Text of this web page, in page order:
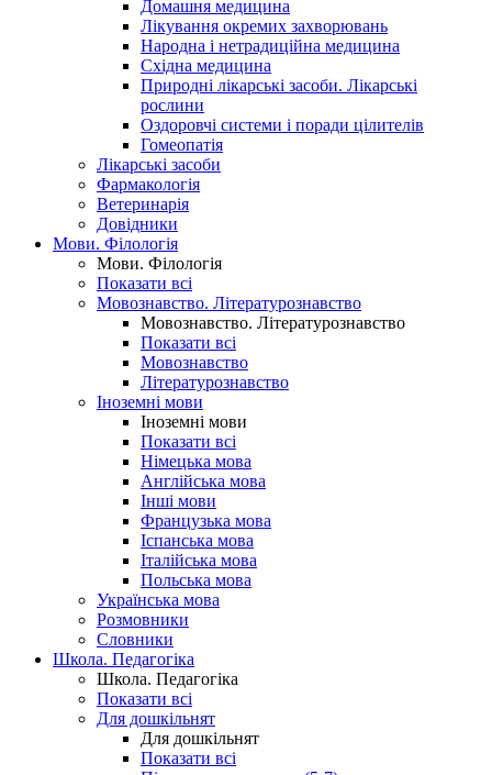
Домашня медицина
Лікування окремих захворювань
Народна і нетрадиційна медицина
Східна медицина
Природні лікарські засоби. Лікарські
рослини
Оздоровчі системи і поради цілителів
Гомеопатія
Лікарські засоби
Фармакологія
Ветеринарія
Довідники
Мови. Філологія
Мови. Філологія
Показати всі
Мовознавство. Літературознавство
Мовознавство. Літературознавство
Показати всі
Мовознавство
Літературознавство
Іноземні мови
Іноземні мови
Показати всі
Німецька мова
Англійська мова
Інші мови
Французька мова
Іспанська мова
Італійська мова
Польська мова
Українська мова
Розмовники
Словники
Школа. Педагогіка
Школа. Педагогіка
Показати всі
Для дошкільнят
Для дошкільнят
Показати всі